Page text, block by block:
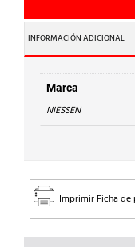
TOMA
TELEFONO/RJ45
SKY
BLANCO
ESSENCE
cantidad
INFORMACIÓN ADICIONAL
Marca
NIESSEN
Imprimir Ficha